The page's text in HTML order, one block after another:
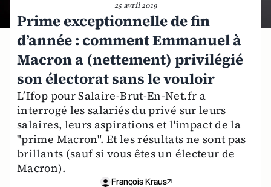
25 avril 2019
Prime exceptionnelle de fin
d’année : comment Emmanuel à
Macron a (nettement) privilégié
son électorat sans le vouloir
L’Ifop pour Salaire-Brut-En-Net.fr a
interrogé les salariés du privé sur leurs
salaires, leurs aspirations et l'impact de la
"prime Macron". Et les résultats ne sont pas
brillants (sauf si vous êtes un électeur de
Macron).
François Kraus